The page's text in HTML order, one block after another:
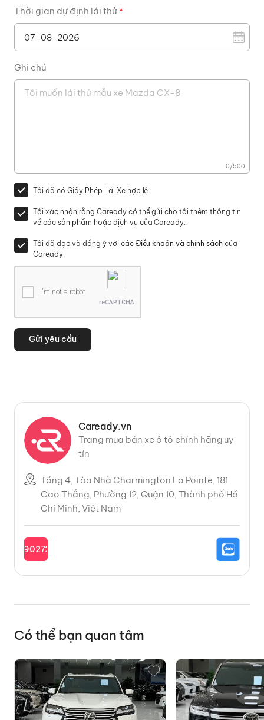
Thời gian dự định lái thử*
Ghi chú
0/500
Tôi đã có Giấy Phép Lái Xe hợp lệ
Tôi xác nhận rằng Caready có thể gửi cho tôi thêm thông tin
về các sản phẩm hoặc dịch vụ của Caready.
Tôi đã đọc và đồng ý với các Điều khoản và chính sách của
Caready.
I'm not a robot
reCAPTCHA
Gửi yêu cầu
Caready.vn
Trang mua bán xe ô tô chính hãng uy
tín
Tầng 4, Tòa Nhà Charmington La Pointe, 181
Cao Thắng, Phường 12, Quận 10, Thành phố Hồ
Chí Minh, Việt Nam
0902727685
Có thể bạn quan tâm